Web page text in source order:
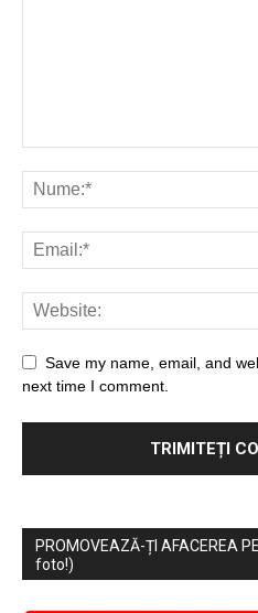
Save my name, email, and
next time I comment.
PROMOVEAZĂ-ȚI AFACEREA
foto!)